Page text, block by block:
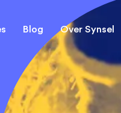
Engineers
Mechanical Engineers
Blog Over Synsel